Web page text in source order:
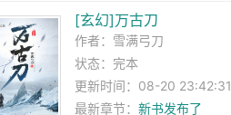
[玄幻]万古刀
作者： 雪满弓刀
状态：完本
更新时间：08-20 23:42:31
最新章节：新书发布了